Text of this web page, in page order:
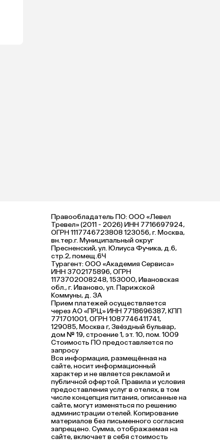
Правообладатель ПО: ООО «Левел
Тревел» (2011 - 2026) ИНН 7716697924,
ОГРН 1117746723808 123056, г. Москва,
вн.тер.г. Муниципальный округ
Пресненский, ул. Юлиуса Фучика, д.6,
стр.2, помещ.6Ч
Турагент: ООО «Академия Сервиса»
ИНН 3702175896, ОГРН
1173702008248, 153000, Ивановская
обл., г. Иваново, ул. Парижской
Коммуны, д. ЗА
Прием платежей осуществляется
через АО «ПРЦ» ИНН 7718696387, КПП
771701001, ОГРН 1087746411741,
129085, Москва г, Звёздный бульвар,
дом № 19, строение 1, эт. 10, пом. 1009
Стоимость ПО предоставляется по
запросу
Вся информация, размещённая на
сайте, носит информационный
характер и не является рекламой и
публичной офертой. Правила и условия
предоставления услуг в отелях, в том
числе концепция питания, описанные на
сайте, могут изменяться по решению
администрации отелей. Копирование
материалов без письменного согласия
запрещено. Сумма, отображаемая на
сайте, включает в себя стоимость